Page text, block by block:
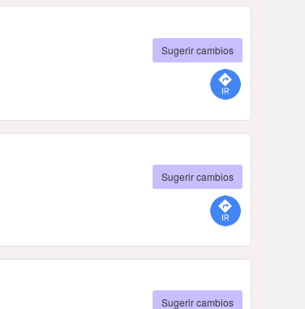
Sugerir cambios
Sugerir cambios
Sugerir cambios